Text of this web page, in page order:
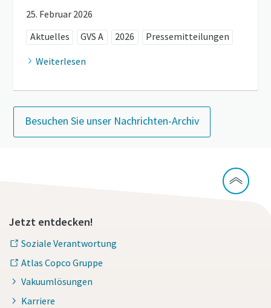
25. Februar 2026
Aktuelles
GVS A 2026 Pressemitteilungen
Weiterlesen
Besuchen Sie unser Nachrichten-Archiv
Jetzt entdecken!
Soziale Verantwortung
Atlas Copco Gruppe
Vakuumlösungen
Karriere